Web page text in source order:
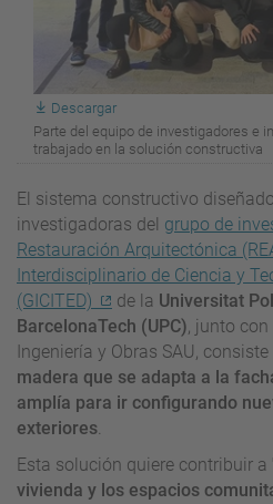
Descargar
Parte del equipo de investigadores e
trabajado en la solución constructiva
El sistema constructivo
investigadoras del grupo de
Restauración Arquitectónica
Interdisciplinario de Ciencia y
(GICITED)
de la Universitat
BarcelonaTech (UPC), junto
Ingeniería y Obras SAU,
madera que se adapta a la
amplía para ir configurando
exteriores.
Esta solución quiere contribuir a
vivienda y los espacios